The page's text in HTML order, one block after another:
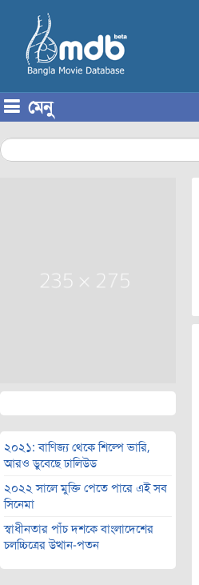
মেনু
২০২১: বাণিজ্য থেকে শিল্পে ভারি,
আরও ডুবেছে ঢালিউড
২০২২ সালে মুক্তি পেতে পারে এই সব
সিনেমা
স্বাধীনতার পাঁচ দশকে বাংলাদেশের
চলচ্চিত্রের উত্থান-পতন